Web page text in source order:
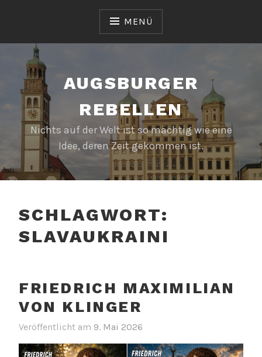
MENÜ
AUGSBURGER
REBELLEN
Nichts auf der Welt ist so mächtig wie eine
Idee, deren Zeit gekommen ist.
SCHLAGWORT:
SLAVAUKRAINI
FRIEDRICH MAXIMILIAN
VON KLINGER
Veröffentlicht am 9. Mai 2026